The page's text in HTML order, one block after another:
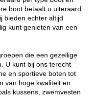
boot betaalt u uiteraard
bieden echter altijd
kunt genieten van een
die een gezellige
U kunt bij ons terecht
en sportieve boten tot
van hoge kwaliteit en
kussens, zwemvesten